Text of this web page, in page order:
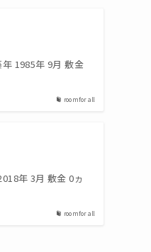
room for all
1985年 9月 敷金
room for all
年 3月 敷金 0ヵ